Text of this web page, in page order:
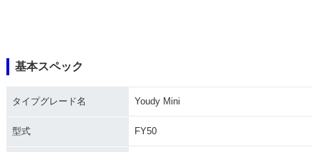
基本スペック
タイプグレード名 Youdy Mini
型式 FY50